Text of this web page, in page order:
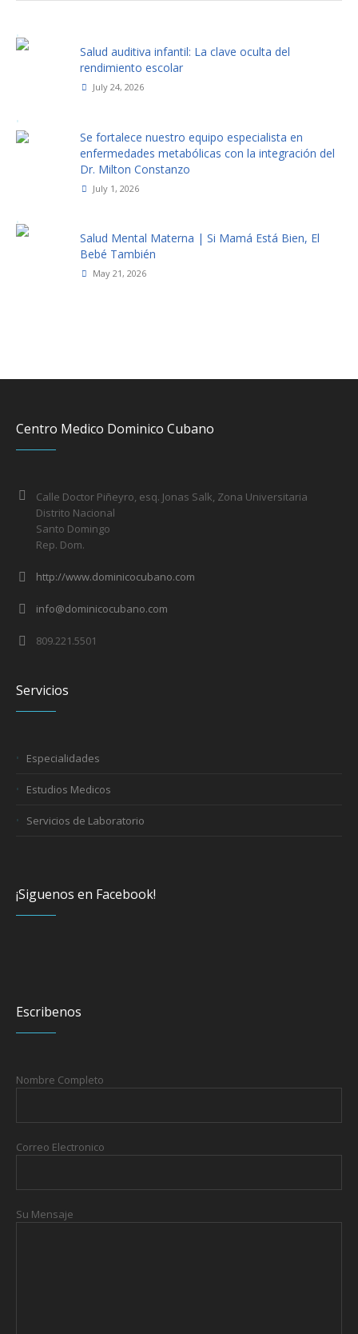
Salud auditiva infantil: La clave oculta del
rendimiento escolar
July 24, 2026
Se fortalece nuestro equipo especialista en
enfermedades metabólicas con la integración del
Dr. Milton Constanzo
July 1, 2026
Salud Mental Materna | Si Mamá Está Bien, El
Bebé También
May 21, 2026
Centro Medico Dominico Cubano
Calle Doctor Piñeyro, esq. Jonas Salk, Zona Universitaria
Distrito Nacional
Santo Domingo
Rep. Dom.
http://www.dominicocubano.com
info@dominicocubano.com
809.221.5501
Servicios
Especialidades
Estudios Medicos
Servicios de Laboratorio
¡Siguenos en Facebook!
Escribenos
Nombre Completo
Correo Electronico
Su Mensaje